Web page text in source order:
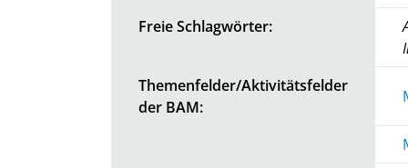
Freie Schlagwörter:
Themenfelder/Aktivitätsfelder
der BAM: